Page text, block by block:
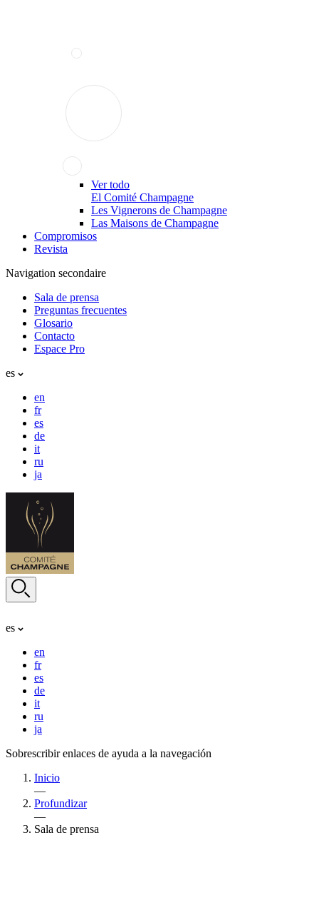
Ver todo
El Comité Champagne
Les Vignerons de Champagne
Las Maisons de Champagne
Compromisos
Revista
Navigation secondaire
Sala de prensa
Preguntas frecuentes
Glosario
Contacto
Espace Pro
es
en
fr
es
de
it
ru
ja
es
en
fr
es
de
it
ru
ja
Sobrescribir enlaces de ayuda a la navegación
Inicio
—
Profundizar
—
Sala de prensa